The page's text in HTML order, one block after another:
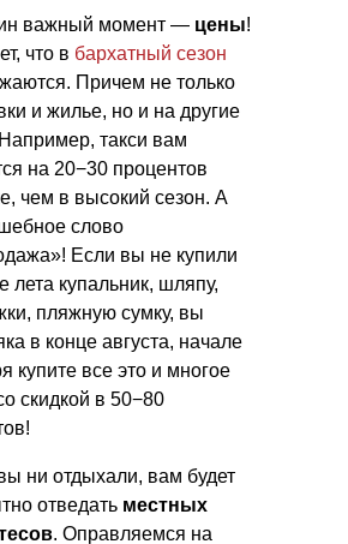
важный момент — цены!
что в бархатный сезон
Причем не только
и жилье, но и на другие
такси вам
на 20−30 процентов
чем в высокий сезон. А
слово
Если вы не купили
лета купальник, шляпу,
пляжную сумку, вы
в конце августа, начале
купите все это и многое
скидкой в 50−80
ни отдыхали, вам будет
отведать местных
. Оправляемся на